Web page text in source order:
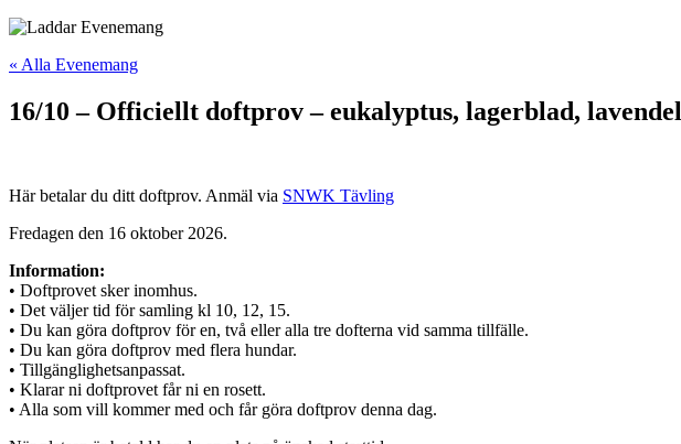
« Alla Evenemang
16/10 – Officiellt doftprov – eukalyptus, lagerblad, lavendel
Här betalar du ditt doftprov. Anmäl via SNWK Tävling
Fredagen den 16 oktober 2026.
Information:
• Doftprovet sker inomhus.
• Det väljer tid för samling kl 10, 12, 15.
• Du kan göra doftprov för en, två eller alla tre dofterna vid samma tillfälle.
• Du kan göra doftprov med flera hundar.
• Tillgänglighetsanpassat.
• Klarar ni doftprovet får ni en rosett.
• Alla som vill kommer med och får göra doftprov denna dag.